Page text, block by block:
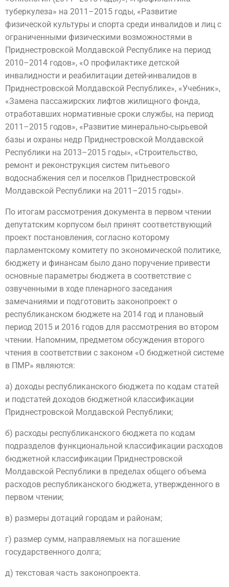
туберкулеза» на 2011–2015 годы, «Развитие
физической культуры и спорта среди инвалидов и лиц с
ограниченными физическими возможностями в
Приднестровской Молдавской Республике на период
2010–2014 годов», «О профилактике детской
инвалидности и реабилитации детей-инвалидов в
Приднестровской Молдавской Республике», «Учебник»,
«Замена пассажирских лифтов жилищного фонда,
отработавших нормативные сроки службы, на период
2011–2015 годов», «Развитие минерально-сырьевой
базы и охраны недр Приднестровской Молдавской
Республики на 2013–2015 годы», «Строительство,
ремонт и реконструкция систем питьевого
водоснабжения сел и поселков Приднестровской
Молдавской Республики на 2011–2015 годы».
По итогам рассмотрения документа в первом чтении
депутатским корпусом был принят соответствующий
проект постановления, согласно которому
парламентскому комитету по экономической политике,
бюджету и финансам было дано поручение привести
основные параметры бюджета в соответствие с
озвученными в ходе пленарного заседания
замечаниями и подготовить законопроект о
республиканском бюджете на 2014 год и плановый
период 2015 и 2016 годов для рассмотрения во втором
чтении. Напомним, предметом обсуждения второго
чтения в соответствии с законом «О бюджетной системе
в ПМР» являются:
а) доходы республиканского бюджета по кодам статей
и подстатей доходов бюджетной классификации
Приднестровской Молдавской Республики;
б) расходы республиканского бюджета по кодам
подразделов функциональной классификации расходов
бюджетной классификации Приднестровской
Молдавской Республики в пределах общего объема
расходов республиканского бюджета, утвержденного в
первом чтении;
в) размеры дотаций городам и районам;
г) размер сумм, направляемых на погашение
государственного долга;
д) текстовая часть законопроекта.